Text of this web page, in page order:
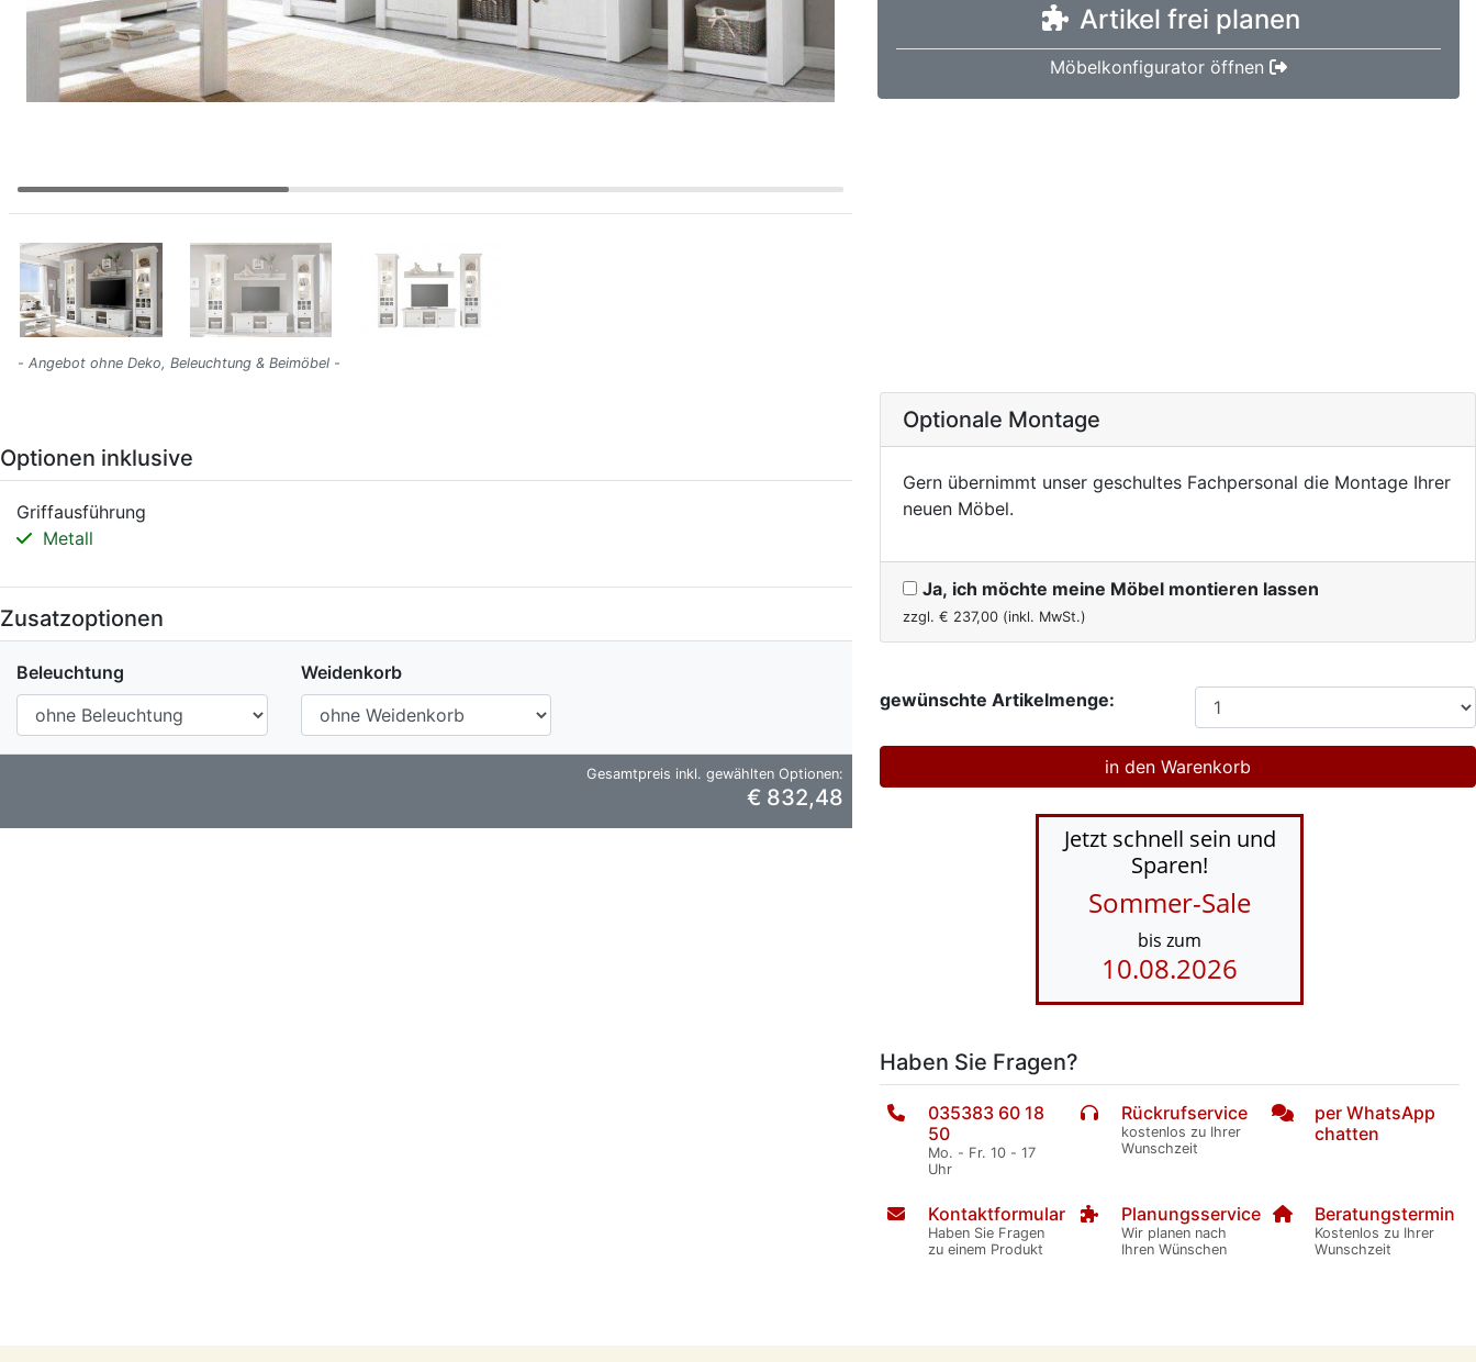
- Angebot ohne Deko, Beleuchtung & Beimöbel -
Artikel frei planen
Möbelkonfigurator öffnen
Optionen inklusive
Griffausführung
Metall
Zusatzoptionen
Beleuchtung Weidenkorb
Gesamtpreis inkl. gewählten Optionen:
€ 832,48
Optionale Montage
Gern übernimmt unser geschultes Fachpersonal die Montage Ihrer
neuen Möbel.
Ja, ich möchte meine Möbel montieren lassen
zzgl. € 237,00 (inkl. MwSt.)
gewünschte Artikelmenge:
Jetzt schnell sein und
Sparen!
Sommer-Sale
bis zum
10.08.2026
Haben Sie Fragen?
035383 60 18
50
Mo. - Fr. 10 - 17
Uhr
Rückrufservice
kostenlos zu Ihrer
Wunschzeit
per WhatsApp
chatten
Kontaktformular
Haben Sie Fragen
zu einem Produkt
Planungsservice
Wir planen nach
Ihren Wünschen
Beratungstermin
Kostenlos zu Ihrer
Wunschzeit